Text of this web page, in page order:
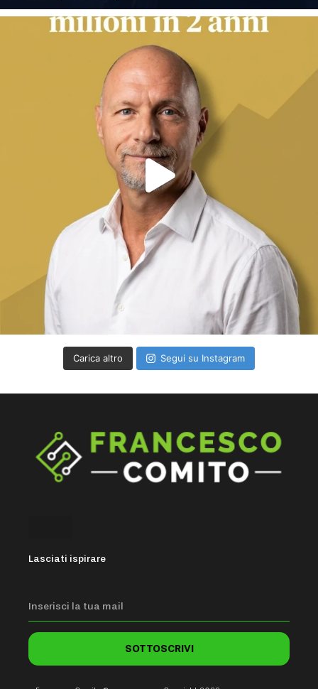
Carica altro Segui su Instagram
Lasciati ispirare
SOTTOSCRIVI